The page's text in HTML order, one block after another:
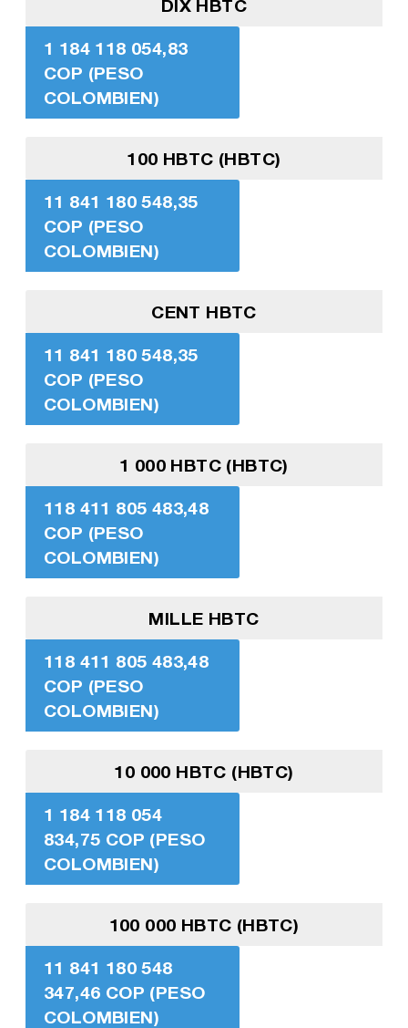
DIX HBTC
1 184 118 054,83
COP (PESO
COLOMBIEN)
100 HBTC (HBTC)
11 841 180 548,35
COP (PESO
COLOMBIEN)
CENT HBTC
11 841 180 548,35
COP (PESO
COLOMBIEN)
1 000 HBTC (HBTC)
118 411 805 483,48
COP (PESO
COLOMBIEN)
MILLE HBTC
118 411 805 483,48
COP (PESO
COLOMBIEN)
10 000 HBTC (HBTC)
1 184 118 054
834,75 COP (PESO
COLOMBIEN)
100 000 HBTC (HBTC)
11 841 180 548
347,46 COP (PESO
COLOMBIEN)